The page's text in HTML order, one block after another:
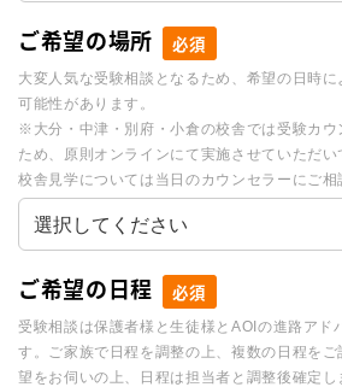
ご希望の場所 必須
大変人気な受験相談となるため、希望の日時
可能性があります。
※大分・中津・別府・小倉の校舎では受験カウ
ため、原則オンラインにて実施させていただ
校舎見学については当日のカウンセラーにご相
ご希望の日程 必須
受験相談は保護者様と生徒様とAOIの進路アド
す。ご家族で日程を調整の上、複数の日程を
望をお伺いの上、日程は担当者と調整後確定し